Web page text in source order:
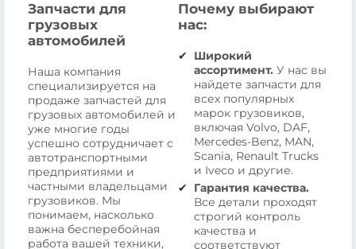
Запчасти для
грузовых
автомобилей
Наша компания
специализируется на
продаже запчастей для
грузовых автомобилей и
уже многие годы
успешно сотрудничает с
автотранспортными
предприятиями и
частными владельцами
грузовиков. Мы
понимаем, насколько
важна бесперебойная
работа вашей техники,
Почему выбирают
нас:
Широкий
ассортимент. У нас вы
найдете запчасти для
всех популярных
марок грузовиков,
включая Volvo, DAF,
Mercedes-Benz, MAN,
Scania, Renault Trucks
и Iveco и другие.
Гарантия качества.
Все детали проходят
строгий контроль
качества и
соответствуют